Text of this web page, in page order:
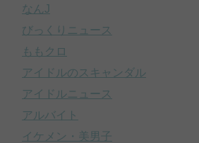
なんJ
びっくりニュース
ももクロ
アイドルのスキャンダル
アイドルニュース
アルバイト
イケメン・美男子